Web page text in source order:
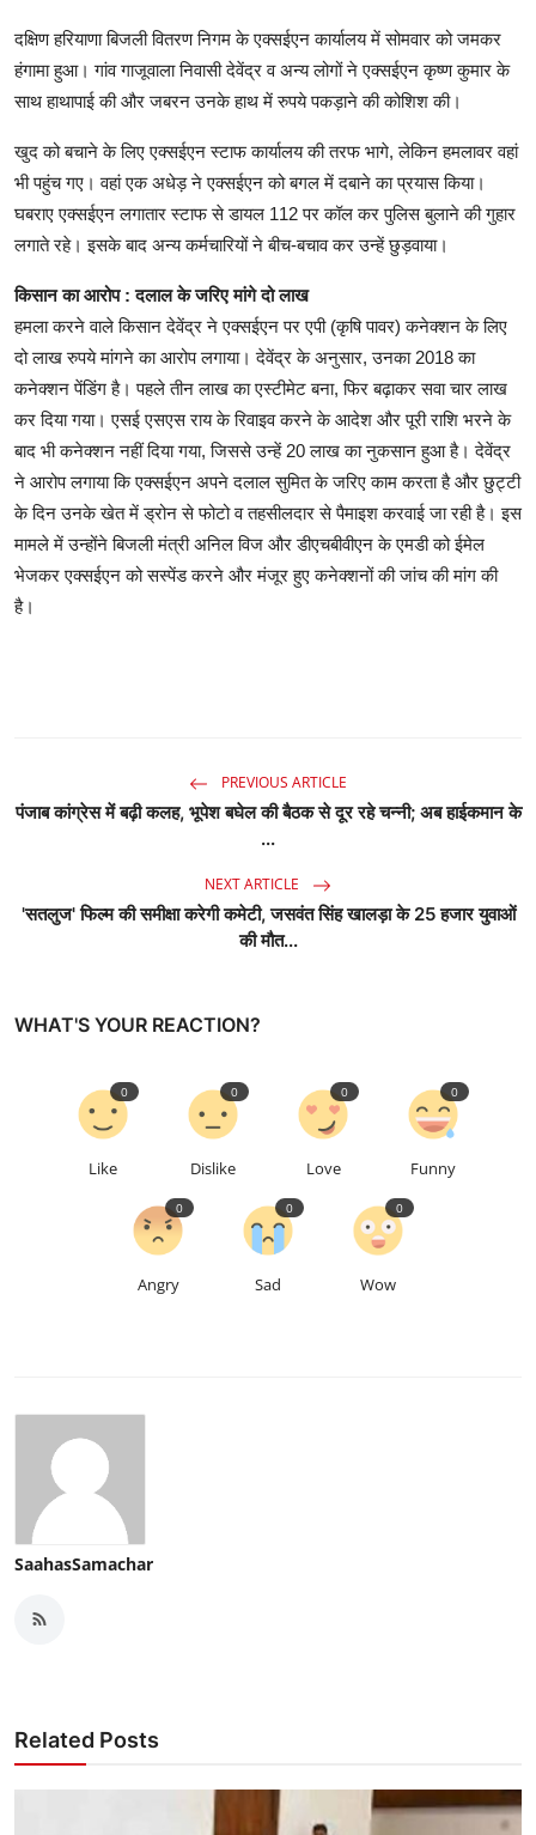
दक्षिण हरियाणा बिजली वितरण निगम के एक्सईएन कार्यालय में सोमवार को जमकर
हंगामा हुआ। गांव गाजूवाला निवासी देवेंद्र व अन्य लोगों ने एक्सईएन कृष्ण कुमार के
साथ हाथापाई की और जबरन उनके हाथ में रुपये पकड़ाने की कोशिश की।
खुद को बचाने के लिए एक्सईएन स्टाफ कार्यालय की तरफ भागे, लेकिन हमलावर वहां
भी पहुंच गए। वहां एक अधेड़ ने एक्सईएन को बगल में दबाने का प्रयास किया।
घबराए एक्सईएन लगातार स्टाफ से डायल 112 पर कॉल कर पुलिस बुलाने की गुहार
लगाते रहे। इसके बाद अन्य कर्मचारियों ने बीच-बचाव कर उन्हें छुड़वाया।
किसान का आरोप : दलाल के जरिए मांगे दो लाख
हमला करने वाले किसान देवेंद्र ने एक्सईएन पर एपी (कृषि पावर) कनेक्शन के लिए
दो लाख रुपये मांगने का आरोप लगाया। देवेंद्र के अनुसार, उनका 2018 का
कनेक्शन पेंडिंग है। पहले तीन लाख का एस्टीमेट बना, फिर बढ़ाकर सवा चार लाख
कर दिया गया। एसई एसएस राय के रिवाइव करने के आदेश और पूरी राशि भरने के
बाद भी कनेक्शन नहीं दिया गया, जिससे उन्हें 20 लाख का नुकसान हुआ है। देवेंद्र
ने आरोप लगाया कि एक्सईएन अपने दलाल सुमित के जरिए काम करता है और छुट्टी
के दिन उनके खेत में ड्रोन से फोटो व तहसीलदार से पैमाइश करवाई जा रही है। इस
मामले में उन्होंने बिजली मंत्री अनिल विज और डीएचबीवीएन के एमडी को ईमेल
भेजकर एक्सईएन को सस्पेंड करने और मंजूर हुए कनेक्शनों की जांच की मांग की
है।
PREVIOUS ARTICLE
पंजाब कांग्रेस में बढ़ी कलह, भूपेश बघेल की बैठक से दूर रहे चन्नी; अब हाईकमान के
...
NEXT ARTICLE
'सतलुज' फिल्म की समीक्षा करेगी कमेटी, जसवंत सिंह खालड़ा के 25 हजार युवाओं
की मौत...
WHAT'S YOUR REACTION?
Like
0
Dislike
0
Love
0
Funny
0
Angry
0
Sad
0
Wow
0
SaahasSamachar
Related Posts